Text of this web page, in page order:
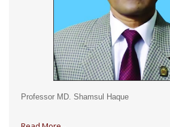
Professor MD. Shamsul Haque